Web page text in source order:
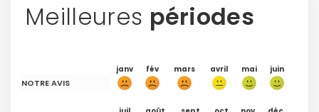
Meilleures périodes
janv fév mars avril mai juin
NOTRE AVIS